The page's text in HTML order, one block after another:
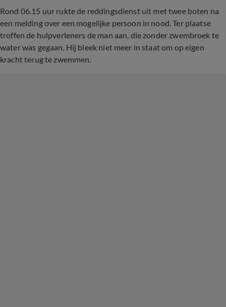
Rond 06.15 uur rukte de reddingsdienst uit met twee boten na
een melding over een mogelijke persoon in nood. Ter plaatse
troffen de hulpverleners de man aan, die zonder zwembroek te
water was gegaan. Hij bleek niet meer in staat om op eigen
kracht terug te zwemmen.